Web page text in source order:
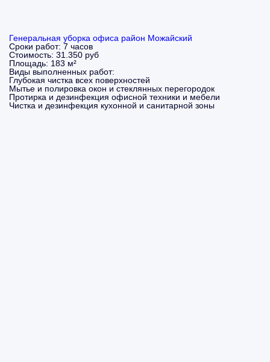
Генеральная уборка офиса район Можайский
Сроки работ: 7 часов
Стоимость: 31.350 руб
Площадь: 183 м²
Виды выполненных работ:
Глубокая чистка всех поверхностей
Мытье и полировка окон и стеклянных перегородок
Протирка и дезинфекция офисной техники и мебели
Чистка и дезинфекция кухонной и санитарной зоны